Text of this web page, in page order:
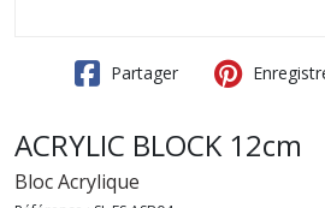
Partager
ACRYLIC BLOCK 12cm
Bloc Acrylique